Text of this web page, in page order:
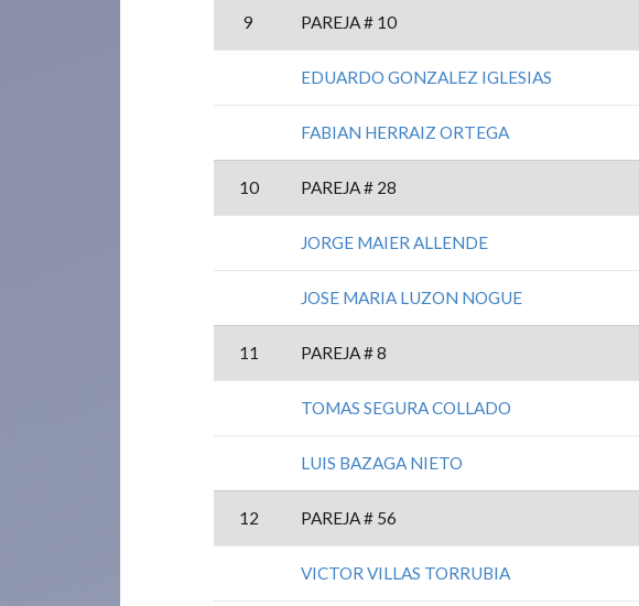
9 PAREJA # 10
EDUARDO GONZALEZ IGLESIAS
FABIAN HERRAIZ ORTEGA
10 PAREJA # 28
JORGE MAIER ALLENDE
JOSE MARIA LUZON NOGUE
11 PAREJA # 8
TOMAS SEGURA COLLADO
LUIS BAZAGA NIETO
12 PAREJA # 56
VICTOR VILLAS TORRUBIA